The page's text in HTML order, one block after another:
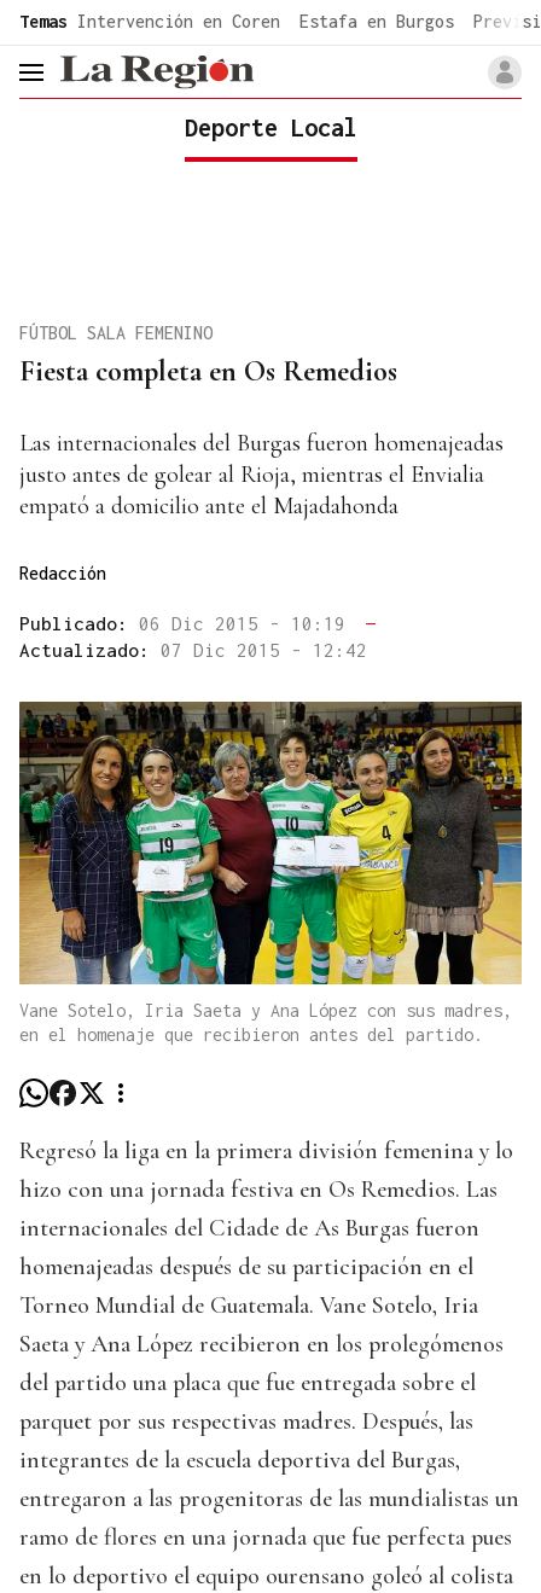
common.go-to-content
Temas Intervención en Coren Estafa en Burgos
header.menu.open
Deporte Local
Fiesta completa en Os Remedios
FÚTBOL SALA FEMENINO
Las internacionales del Burgas fueron homenajeadas
justo antes de golear al Rioja, mientras el Envialia
empató a domicilio ante el Majadahonda
Redacción
Publicado: 06 Dic 2015 - 10:19
—
Actualizado: 07 Dic 2015 - 12:42
Vane Sotelo, Iria Saeta y Ana López con sus madres,
en el homenaje que recibieron antes del partido.
Regresó la liga en la primera división femenina y lo
hizo con una jornada festiva en Os Remedios. Las
internacionales del Cidade de As Burgas fueron
homenajeadas después de su participación en el
Torneo Mundial de Guatemala. Vane Sotelo, Iria
Saeta y Ana López recibieron en los prolegómenos
del partido una placa que fue entregada sobre el
parquet por sus respectivas madres. Después, las
integrantes de la escuela deportiva del Burgas,
entregaron a las progenitoras de las mundialistas un
ramo de flores en una jornada que fue perfecta pues
en lo deportivo el equipo ourensano goleó al colista